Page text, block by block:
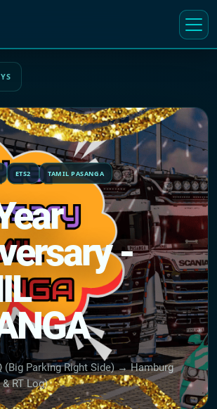
ETS2 TAMIL PASANGA
-
(Big Parking Right Side) → Hamburg
RT Log)